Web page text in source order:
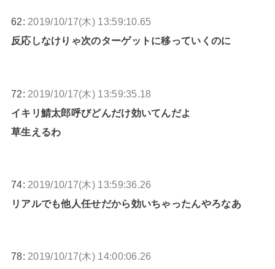
62: 2019/10/17(木) 13:59:10.65
反応しなけりゃ次のターゲットに移っていくのに
72: 2019/10/17(木) 13:59:35.18
イキリ鯖太郎呼びどんだけ効いてんだよ
草生えるわ
74: 2019/10/17(木) 13:59:36.26
リアルでも他人任せだから効いちゃったんやろなあ
78: 2019/10/17(木) 14:00:06.26